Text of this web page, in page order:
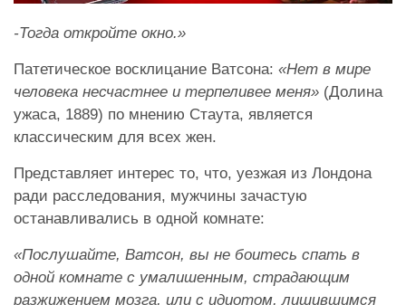
-Тогда откройте окно.»
Патетическое восклицание Ватсона: «Нет в мире
человека несчастнее и терпеливее меня» (Долина
ужаса, 1889) по мнению Стаута, является
классическим для всех жен.
Представляет интерес то, что, уезжая из Лондона
ради расследования, мужчины зачастую
останавливались в одной комнате:
«Послушайте, Ватсон, вы не боитесь спать в
одной комнате с умалишенным, страдающим
разжижением мозга, или с идиотом, лишившимся